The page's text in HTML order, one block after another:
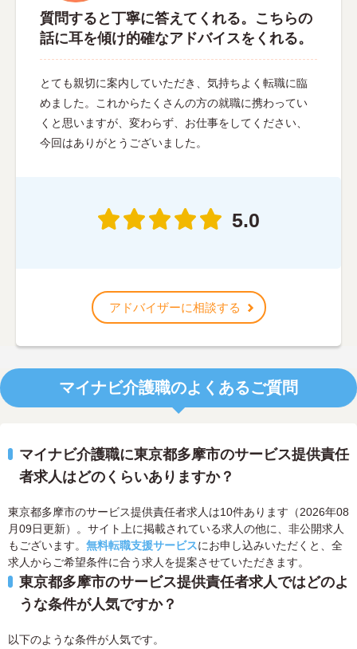
質問すると丁寧に答えてくれる。こちらの
話に耳を傾け的確なアドバイスをくれる。
とても親切に案内していただき、気持ちよく転職に臨
めました。これからたくさんの方の就職に携わってい
くと思いますが、変わらず、お仕事をしてください、
今回はありがとうございました。
5.0
アドバイザーに相談する
マイナビ介護職のよくあるご質問
マイナビ介護職に東京都多摩市のサービス提供責任
者求人はどのくらいありますか？
東京都多摩市のサービス提供責任者求人は10件あります（2026年08
月09日更新）。サイト上に掲載されている求人の他に、非公開求人
もございます。 無料転職支援サービスにお申し込みいただくと、全
求人からご希望条件に合う求人を提案させていただきます。
東京都多摩市のサービス提供責任者求人ではどのよ
うな条件が人気ですか？
以下のような条件が人気です。